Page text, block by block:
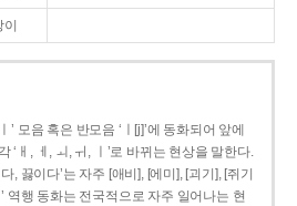
’ 모음 혹은 반모음 ‘ㅣ[j]’에 동화되어 앞에
‘ㅐ, ㅔ, ㅚ, ㅟ, ㅣ’로 바뀌는 현상을 말한다.
, 끓이다’는 자주 [애비], [에미], [괴기], [쥐기
역행 동화는 전국적으로 자주 일어나는 현